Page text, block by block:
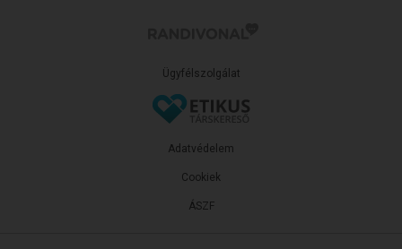
Ügyfélszolgálat
ÁSZF
Adatvédelem
Cookiek